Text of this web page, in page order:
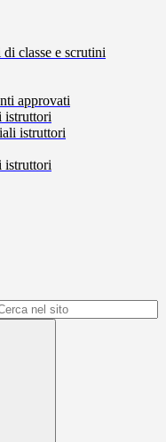
classe e scrutini
approvati
istruttori
istruttori
istruttori